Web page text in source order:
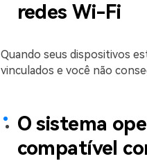
redes Wi-Fi
Quando seus dispositivos
vinculados e você não
O sistema
compatível